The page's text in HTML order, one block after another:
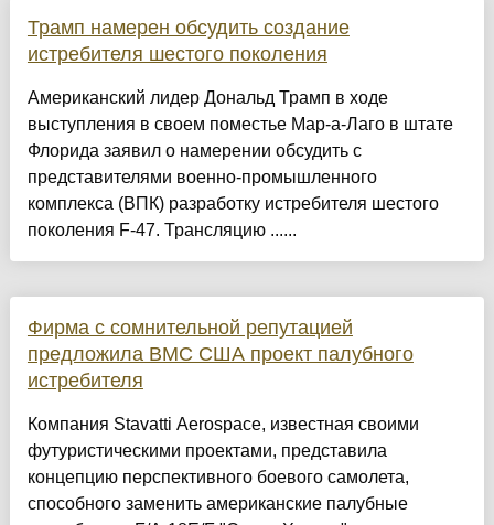
Трамп намерен обсудить создание
истребителя шестого поколения
Американский лидер Дональд Трамп в ходе
выступления в своем поместье Мар-а-Лаго в штате
Флорида заявил о намерении обсудить с
представителями военно-промышленного
комплекса (ВПК) разработку истребителя шестого
поколения F-47. Трансляцию ......
Фирма с сомнительной репутацией
предложила ВМС США проект палубного
истребителя
Компания Stavatti Aerospace, известная своими
футуристическими проектами, представила
концепцию перспективного боевого самолета,
способного заменить американские палубные